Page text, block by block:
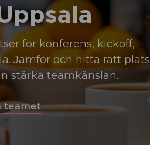
för konferens, kickoff,
Jämför och hitta rätt plats
stärka teamkänslan.
teamet